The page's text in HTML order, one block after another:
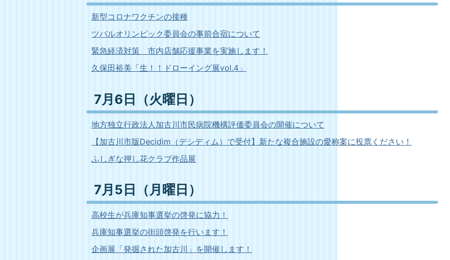
新型コロナワクチンの接種
ツバルオリンピック委員会の事前合宿について
緊急経済対策 市内店舗応援事業を実施します！
久保田裕美「生！！ドローイング展vol.4」
7月6日（火曜日）
地方独立行政法人加古川市民病院機構評価委員会の開催について
【加古川市版Decidim（デシディム）で受付】新たな複合施設の愛称案に投票ください！
ふしぎな押し花クラブ作品展
7月5日（月曜日）
高校生が兵庫知事選挙の啓発に協力！
兵庫知事選挙の街頭啓発を行います！
企画展「発掘された加古川」を開催します！